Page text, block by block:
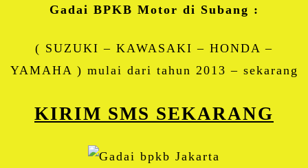
Gadai BPKB Motor di Subang :
( SUZUKI – KAWASAKI – HONDA –
YAMAHA ) mulai dari tahun 2013 – sekarang
KIRIM SMS SEKARANG